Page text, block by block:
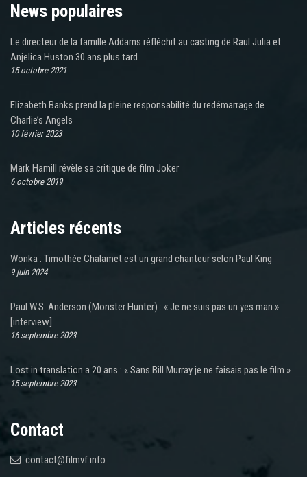
News populaires
Le directeur de la famille Addams réfléchit au casting de Raul Julia et
Anjelica Huston 30 ans plus tard
15 octobre 2021
Elizabeth Banks prend la pleine responsabilité du redémarrage de
Charlie’s Angels
10 février 2023
Mark Hamill révèle sa critique de film Joker
6 octobre 2019
Articles récents
Wonka : Timothée Chalamet est un grand chanteur selon Paul King
9 juin 2024
Paul W.S. Anderson (Monster Hunter) : « Je ne suis pas un yes man »
[interview]
16 septembre 2023
Lost in translation a 20 ans : « Sans Bill Murray je ne faisais pas le film »
15 septembre 2023
Contact
contact@filmvf.info